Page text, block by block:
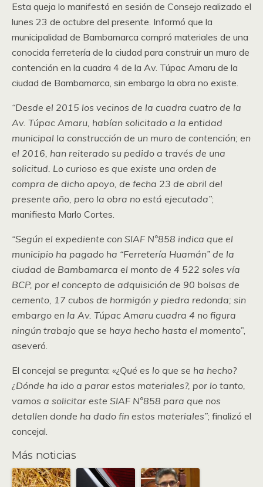
Esta queja lo manifestó en sesión de Consejo realizado el
lunes 23 de octubre del presente. Informó que la
municipalidad de Bambamarca compró materiales de una
conocida ferretería de la ciudad para construir un muro de
contención en la cuadra 4 de la Av. Túpac Amaru de la
ciudad de Bambamarca, sin embargo la obra no existe.
“Desde el 2015 los vecinos de la cuadra cuatro de la
Av. Túpac Amaru, habían solicitado a la entidad
municipal la construcción de un muro de contención; en
el 2016, han reiterado su pedido a través de una
solicitud. Lo curioso es que existe una orden de
compra de dicho apoyo, de fecha 23 de abril del
presente año, pero la obra no está ejecutada”;
manifiesta Marlo Cortes.
“Según el expediente con SIAF N°858 indica que el
municipio ha pagado ha “Ferretería Huamán” de la
ciudad de Bambamarca el monto de 4 522 soles vía
BCP, por el concepto de adquisición de 90 bolsas de
cemento, 17 cubos de hormigón y piedra redonda; sin
embargo en la Av. Túpac Amaru cuadra 4 no figura
ningún trabajo que se haya hecho hasta el momento”,
aseveró.
El concejal se pregunta: «¿Qué es lo que se ha hecho?
¿Dónde ha ido a parar estos materiales?, por lo tanto,
vamos a solicitar este SIAF N°858 para que nos
detallen donde ha dado fin estos materiales”; finalizó el
concejal.
Más noticias